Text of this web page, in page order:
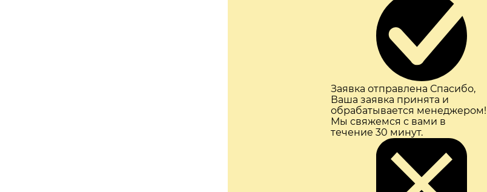
Заявка отправлена Спасибо,
Ваша заявка принята и
обрабатывается менеджером!
Мы свяжемся с вами в
течение 30 минут.